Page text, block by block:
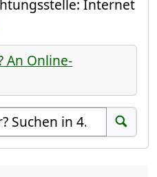
Internet
An Online-
Suchen